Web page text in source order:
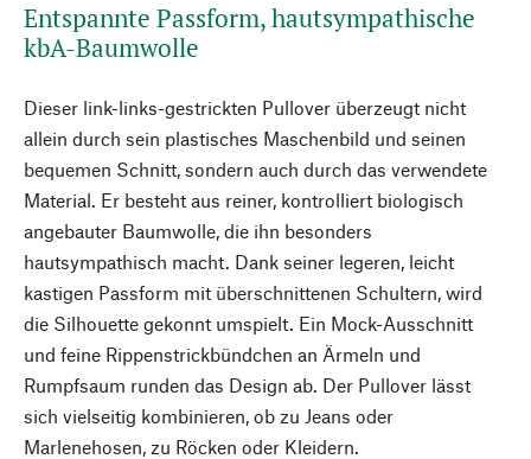
Entspannte Passform, hautsympathische
kbA-Baumwolle
Dieser link-links-gestrickten Pullover überzeugt nicht
allein durch sein plastisches Maschenbild und seinen
bequemen Schnitt, sondern auch durch das verwendete
Material. Er besteht aus reiner, kontrolliert biologisch
angebauter Baumwolle, die ihn besonders
hautsympathisch macht. Dank seiner legeren, leicht
kastigen Passform mit überschnittenen Schultern, wird
die Silhouette gekonnt umspielt. Ein Mock-Ausschnitt
und feine Rippenstrickbündchen an Ärmeln und
Rumpfsaum runden das Design ab. Der Pullover lässt
sich vielseitig kombinieren, ob zu Jeans oder
Marlenehosen, zu Röcken oder Kleidern.